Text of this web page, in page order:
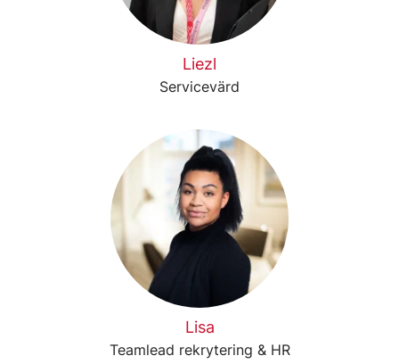
Liezl
Servicevärd
Lisa
Teamlead rekrytering & HR